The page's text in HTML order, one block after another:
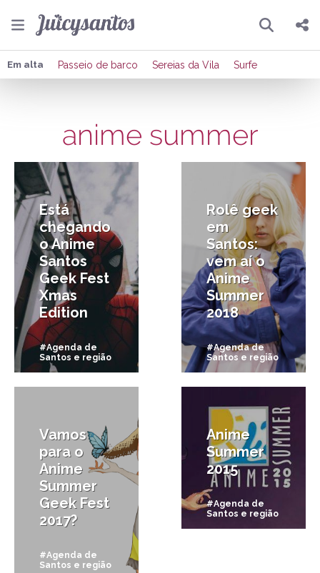
Pesquisar
Compartilhar
Enviar por Whatsapp
Publicar no Facebook
Publicar no X
Em alta Passeio de barco Sereias da Vila Surfe
anime summer
Está
chegando
o Anime
Santos
Geek Fest
Xmas
Edition
#Agenda de
Santos e região
Rolê geek
em
Santos:
vem aí o
Anime
Summer
2018
#Agenda de
Santos e região
18/10/2017
Vamos
para o
Anime
Summer
Geek Fest
2017?
#Agenda de
Santos e região
9/03/2015
Anime
Summer
2015
#Agenda de
Santos e região